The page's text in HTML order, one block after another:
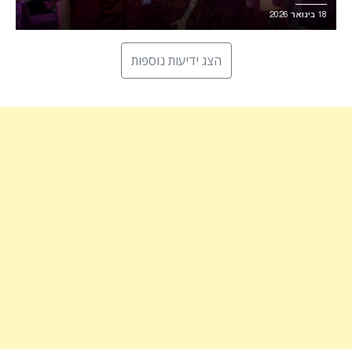
18 בינואר 2026
הצג ידיעות נוספות